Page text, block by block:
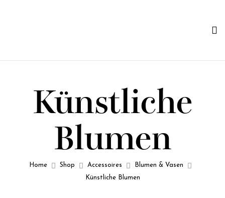
Künstliche
Blumen
Home Shop Accessoires
Blumen & Vasen​
Künstliche Blumen